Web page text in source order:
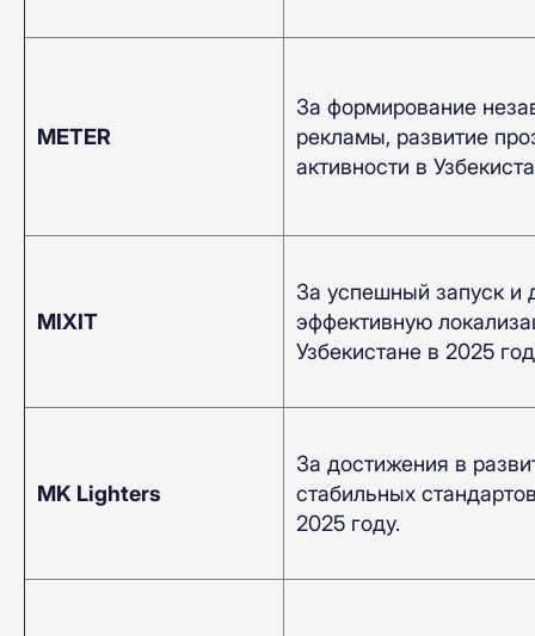
METER
За формирование
рекламы, развитие
активности в
MIXIT
За успешный запуск и
эффективную
Узбекистане в 2025
MK Lighters
За достижения в
стабильных
2025 году.